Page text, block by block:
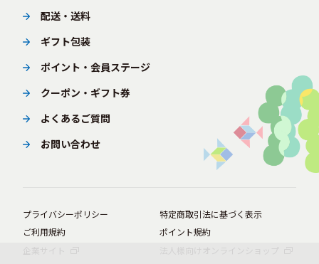
配送・送料
ギフト包装
ポイント・会員ステージ
クーポン・ギフト券
よくあるご質問
お問い合わせ
プライバシーポリシー
特定商取引法に基づく表示
ご利用規約
ポイント規約